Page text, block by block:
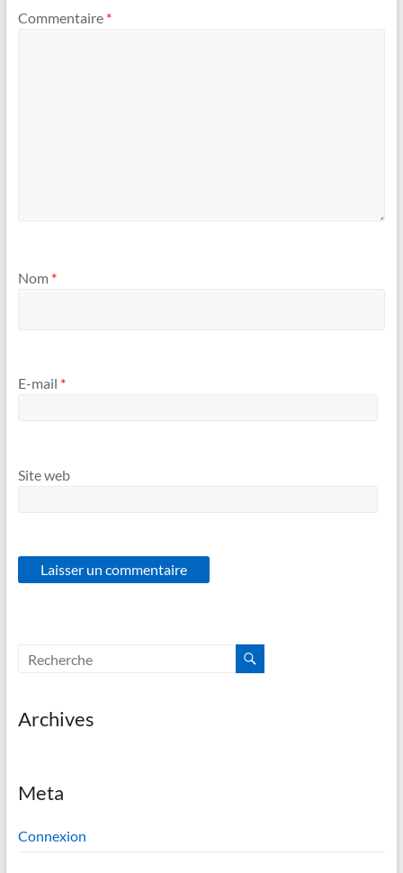
Commentaire *
Nom *
E-mail *
Site web
Archives
Meta
Connexion